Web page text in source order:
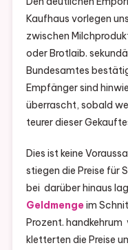
Kaufhaus vorlegen
zwischen
oder Brotlaib.
Bundesamtes
Empfänger sind
überrascht, sobald
teurer dieser
Dies ist keine
stiegen die Preise für
bei darüber hinaus
Geldmengeim
Prozent.
kletterten die Preise